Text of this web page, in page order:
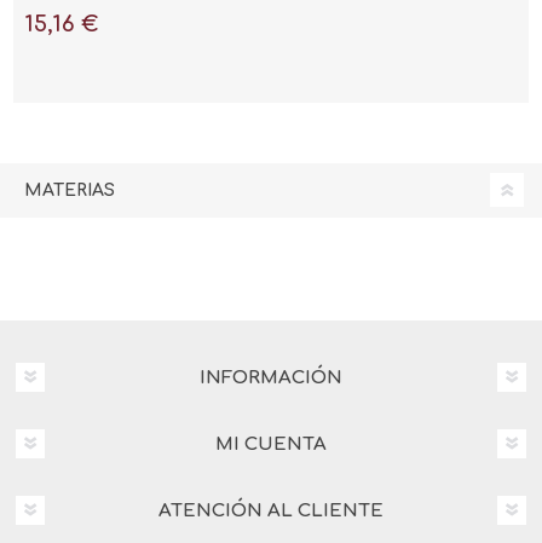
15,16 €
MATERIAS
INFORMACIÓN
MI CUENTA
ATENCIÓN AL CLIENTE